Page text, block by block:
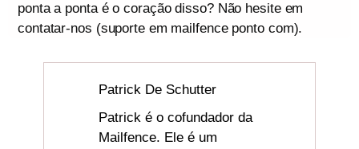
ponta a ponta é o coração disso? Não hesite em
contatar-nos (suporte em mailfence ponto com).
Patrick De Schutter
Patrick é o cofundador da
Mailfence. Ele é um